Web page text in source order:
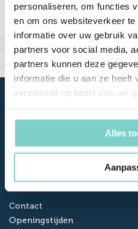
personaliseren, om functies
en om ons websiteverkeer
informatie over uw gebruik
partners voor social media,
partners kunnen deze
informatie die u aan ze heeft
verzameld op basis van uw
Alles
Bekijk de
Over Reuselink
Contact
Openingstijden